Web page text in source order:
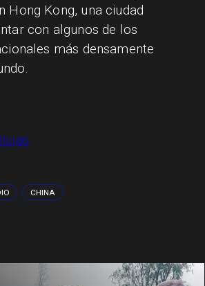
Hong Kong, una ciudad
con algunos de los
más densamente
CHINA